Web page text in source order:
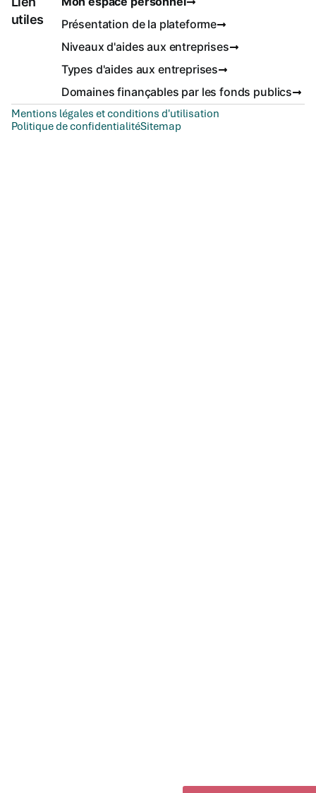
utiles
Présentation de la plateforme
Niveaux d'aides aux entreprises
Types d'aides aux entreprises
Domaines finançables par les fonds publics
Mentions légales et conditions d'utilisation
Politique de confidentialitéSitemap